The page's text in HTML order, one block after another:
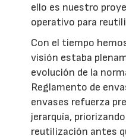
ello es nuestro
operativo para
Con el tiempo
visión estaba
evolución de la
Reglamento de
envases refuerza
jerarquía,
reutilización antes